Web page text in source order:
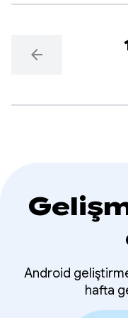
arrow_back
Android
hafta